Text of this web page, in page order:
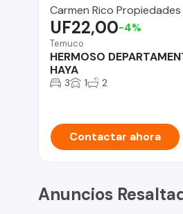
Carmen Rico Propiedades
Temuco
HERMOSO
HAYA
UF22,00-4%
3 1 2
Contactar ahora
Anuncios